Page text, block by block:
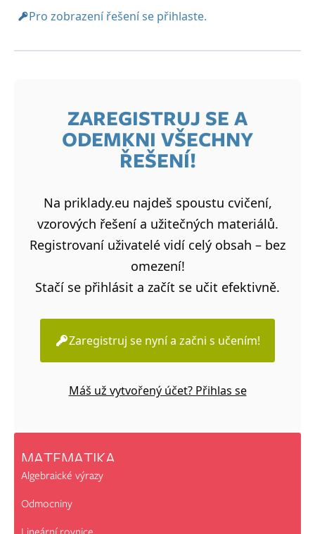
Pro zobrazení řešení se přihlaste.
ZAREGISTRUJ SE A
ODEMKNI VŠECHNY
ŘEŠENÍ!
Na priklady.eu najdeš spoustu cvičení,
vzorových řešení a užitečných materiálů.
Registrovaní uživatelé vidí celý obsah – bez
omezení!
Stačí se přihlásit a začít se učit efektivně.
Zaregistruj se nyní a začni s učením!
Máš už vytvořený účet? Přihlas se
MATEMATIKA
Algebraické výrazy
Odmocniny